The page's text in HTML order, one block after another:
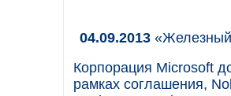
04.09.2013
Корпорация Microsoft
рамках соглашения,